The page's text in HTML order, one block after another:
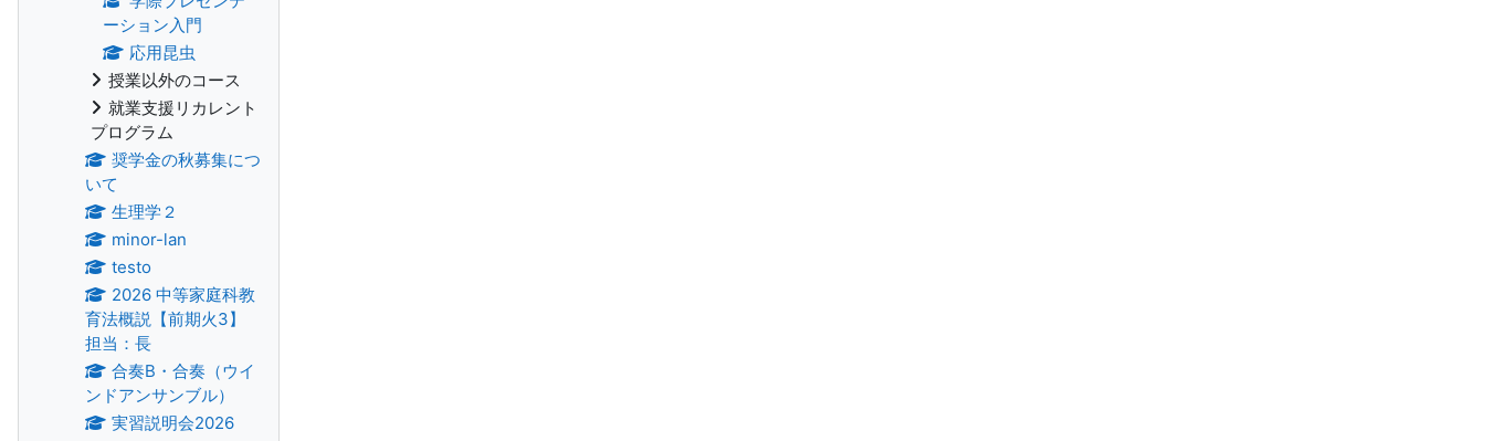
ーション入門
応用昆虫
授業以外のコース
就業支援リカレント
プログラム
奨学金の秋募集につ
いて
生理学２
minor-lan
testo
2026 中等家庭科教
育法概説【前期火3】
担当：長
合奏B・合奏（ウイ
ンドアンサンブル）
実習説明会2026